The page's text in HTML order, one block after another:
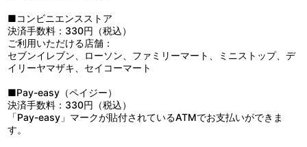
●直射日光及び紫外線が長期間あたる場所での保管は変色や劣化の
原因になりますのでお避けください。
■コンビニエンスストア
決済手数料：330円（税込）
ご利用いただける店舗：
セブンイレブン、ローソン、ファミリーマート、ミニストップ、デ
イリーヤマザキ、セイコーマート
■Pay-easy（ペイジー）
決済手数料：330円（税込）
「Pay-easy」マークが貼付されているATMでお支払いができま
す。